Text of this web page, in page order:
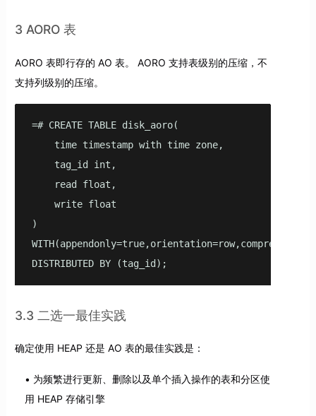
3 AORO 表
AORO 表即行存的 AO 表。 AORO 支持表级别的压缩，不
支持列级别的压缩。
=# CREATE TABLE disk_aoro(
    time timestamp with time zone,
    tag_id int,
    read float,
    write float
)
DISTRIBUTED BY (tag_id);
3.3 二选一最佳实践
确定使用 HEAP 还是 AO 表的最佳实践是：
为频繁进行更新、删除以及单个插入操作的表和分区使
用 HEAP 存储引擎